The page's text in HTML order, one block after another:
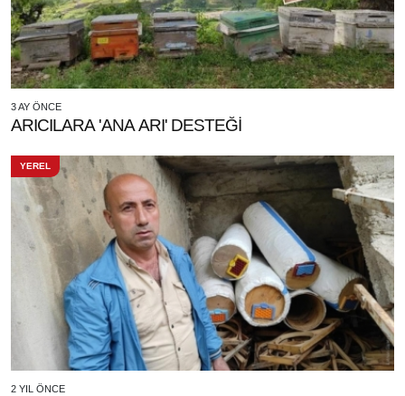
3 AY ÖNCE
ARICILARA 'ANA ARI' DESTEĞİ
YEREL
2 YIL ÖNCE